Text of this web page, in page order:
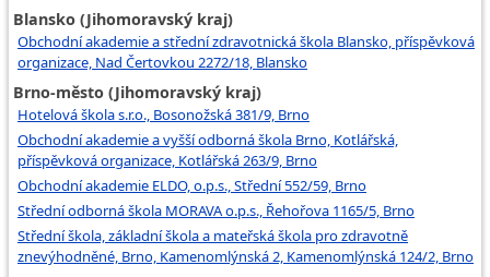
Blansko (Jihomoravský kraj)
Obchodní akademie a střední zdravotnická škola Blansko, příspěvková
organizace, Nad Čertovkou 2272/18, Blansko
Brno-město (Jihomoravský kraj)
Hotelová škola s.r.o., Bosonožská 381/9, Brno
Obchodní akademie a vyšší odborná škola Brno, Kotlářská,
příspěvková organizace, Kotlářská 263/9, Brno
Obchodní akademie ELDO, o.p.s., Střední 552/59, Brno
Střední odborná škola MORAVA o.p.s., Řehořova 1165/5, Brno
Střední škola, základní škola a mateřská škola pro zdravotně
znevýhodněné, Brno, Kamenomlýnská 2, Kamenomlýnská 124/2, Brno